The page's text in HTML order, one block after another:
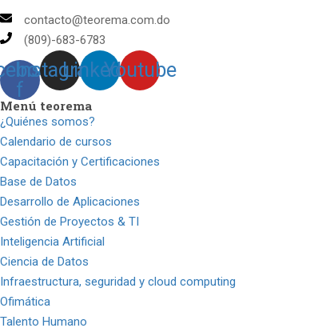
contacto@teorema.com.do
(809)-683-6783
f
Instagram
LinkedinYoutube
Menú teorema
¿Quiénes somos?
Calendario de cursos
Capacitación y Certificaciones
Base de Datos
Desarrollo de Aplicaciones
Gestión de Proyectos & TI
Inteligencia Artificial
Ciencia de Datos
Infraestructura, seguridad y cloud computing
Ofimática
Talento Humano